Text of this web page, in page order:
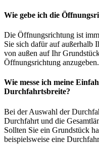
Wie gebe ich die
Die Öffnungsrichtung ist
Sie sich dafür auf außerhalb
von außen auf Ihr
Öffnungsrichtung anzugeben.
Wie messe ich meine
Durchfahrtsbreite?
Bei der Auswahl der
Durchfahrt und die
Sollten Sie ein Grundstück
beispielsweise eine